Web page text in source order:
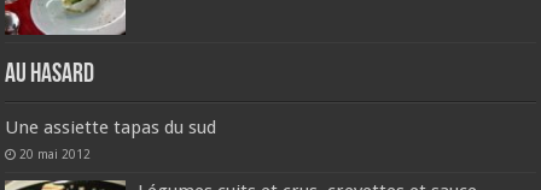
Au hasard
Une assiette tapas du sud
20 mai 2012